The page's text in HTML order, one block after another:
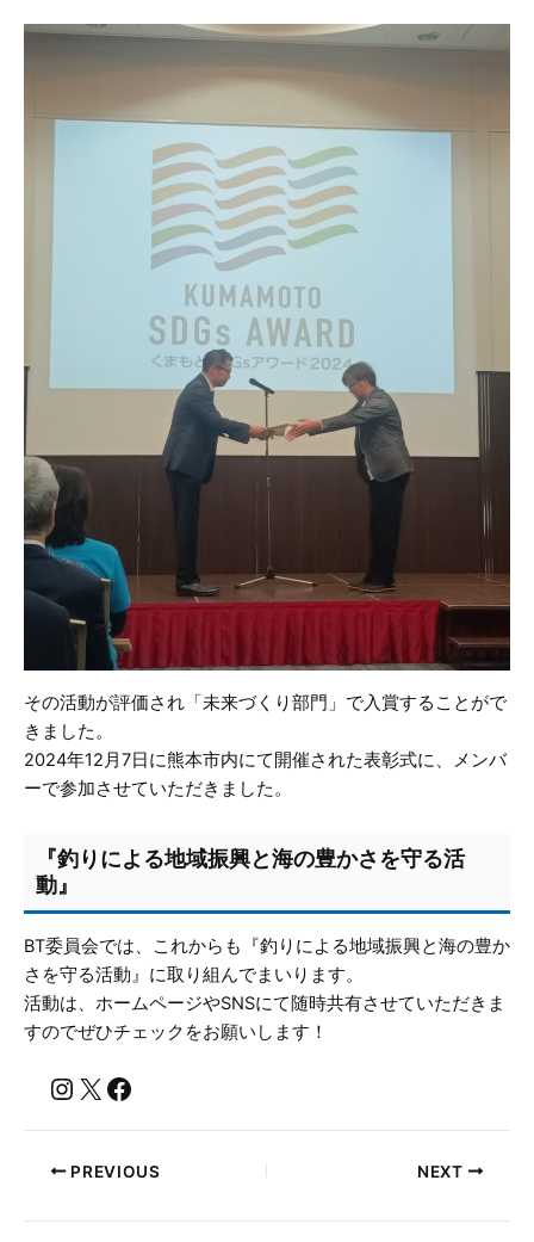
その活動が評価され「未来づくり部門」で入賞することがで
きました。
2024年12月7日に熊本市内にて開催された表彰式に、メンバ
ーで参加させていただきました。
『釣りによる地域振興と海の豊かさを守る活
動』
BT委員会では、これからも『釣りによる地域振興と海の豊か
さを守る活動』に取り組んでまいります。
活動は、ホームページやSNSにて随時共有させていただきま
すのでぜひチェックをお願いします！
PREVIOUS NEXT